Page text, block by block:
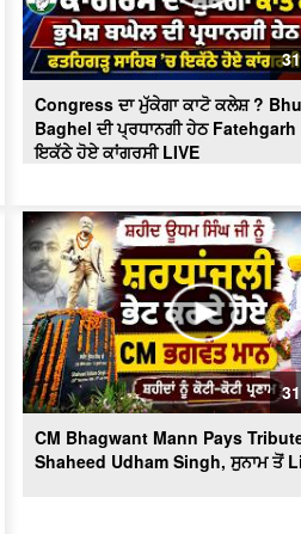
Congress ਦਾ ਮੁੱਕੇਗਾ ਕਾਟੋ ਕਲੇਸ਼ ?
Baghel ਦੀ ਪ੍ਰਧਾਨਗੀ ਹੇਠ Fatehgarh
ਇਕੱਠੇ ਹੋਏ ਕਾਂਗਰਸੀ LIVE
CM Bhagwant Mann Pays
Shaheed Udham Singh, ਸੁਨਾਮ ਤੋਂ